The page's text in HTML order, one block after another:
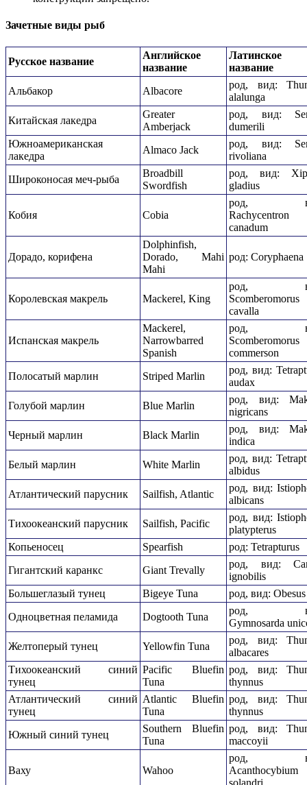
Зачетные виды рыб
Русское название
Английское
название
Латинское
название
Альбакор
Albacore
род, вид:
alalunga
Китайская лакедра
Greater
Amberjack
род, вид:
dumerili
Южноамериканская
лакедра
Almaco Jack
род, вид:
rivoliana
Широконосая меч-рыба
Broadbill
Swordfish
род, вид:
gladius
Кобия Cobia
род,
Rachycentron
canadum
Дорадо, корифена
Dolphinfish,
Dorado, Mahi
Mahi
род: Coryphaena
Королевская макрель Mackerel, King
род,
Scomberomorus
cavalla
Испанская макрель
Mackerel,
Narrowbarred
Spanish
род,
Scomberomorus
commerson
Полосатый марлин
Striped Marlin
род, вид:
audax
Голубой марлин
Blue Marlin
род, вид:
nigricans
Черный марлин
Black Marlin
род, вид:
indica
Белый марлин
White Marlin
род, вид:
albidus
Атлантический парусник
Sailfish, Atlantic
род, вид:
albicans
Тихоокеанский парусник
Sailfish, Pacific
род, вид:
platypterus
Копьеносец
Spearfish
род: Tetrapturus
Гигантский каранкс
Giant Trevally
род, вид:
ignobilis
Большеглазый тунец
Bigeye Tuna
род, вид: Obesus
Одноцветная пеламида
Dogtooth Tuna
род,
Gymnosarda
Желтоперый тунец
Yellowfin Tuna
род, вид:
albacares
Тихоокеанский синий
тунец
Pacific Bluefin
Tuna
род, вид:
thynnus
Атлантический синий
тунец
Atlantic Bluefin
Tuna
род, вид:
thynnus
Южный синий тунец
Southern Bluefin
Tuna
род, вид:
maccoyii
Ваху Wahoo
род,
Acanthocybium
solandri